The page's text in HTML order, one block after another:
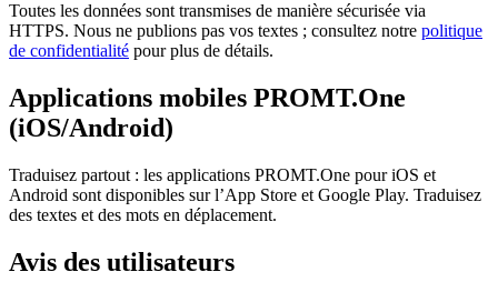
Toutes les données sont transmises de manière sécurisée via
HTTPS. Nous ne publions pas vos textes ; consultez notre politique
de confidentialité pour plus de détails.
Applications mobiles PROMT.One
(iOS/Android)
Traduisez partout : les applications PROMT.One pour iOS et
Android sont disponibles sur l’App Store et Google Play. Traduisez
des textes et des mots en déplacement.
Avis des utilisateurs